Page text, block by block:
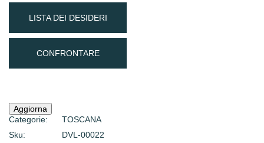
LISTA DEI DESIDERI
CONFRONTARE
Categorie:
TOSCANA
Sku:
DVL-00022